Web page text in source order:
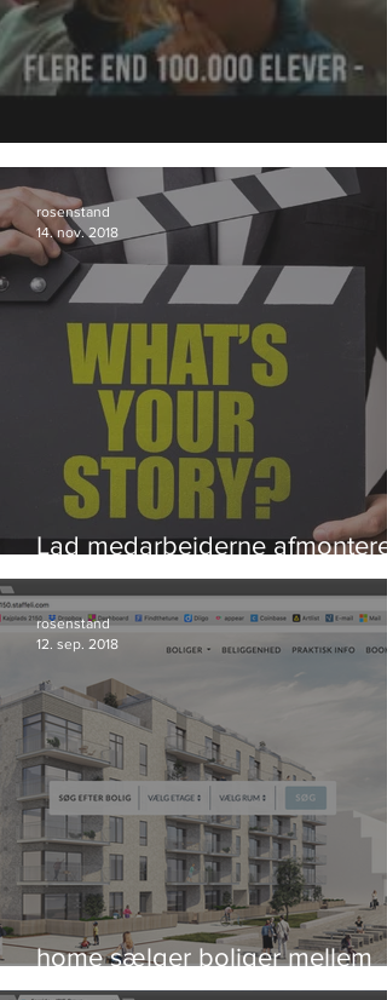
DrugRebels fortsætter
Lad medarbejderne afmontere
bomben og redde verden
rosenstand
14. nov. 2018
home sælger boliger mellem
himmel og hav
rosenstand
12. sep. 2018